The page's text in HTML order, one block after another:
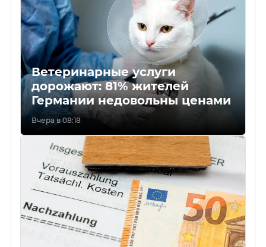
Ветеринарные услуги
дорожают: 81% жителей
Германии недовольны ценами
Вчера в 08:18